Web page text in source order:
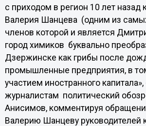
с приходом в регион 10 лет назад
Валерия Шанцева (одним из
членов которой и является
город химиков буквально
Дзержинске как грибы после
промышленные предприятия, в
участием иностранного капитала»,
журналистам политический
Анисимов, комментируя
Валерию Шанцеву руководителей